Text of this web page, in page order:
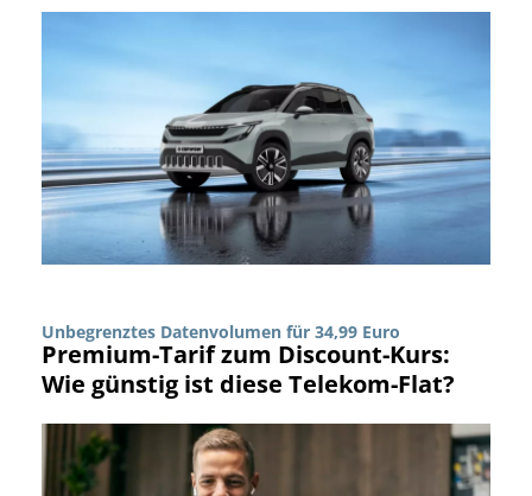
Unbegrenztes Datenvolumen für 34,99 Euro
Premium-Tarif zum Discount-Kurs:
Wie günstig ist diese Telekom-Flat?